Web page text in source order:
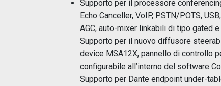
Supporto per il processore
Echo Canceller, VoIP, PSTN/POTS,
AGC, auto-mixer linkabili di tipo gated
Supporto per il nuovo diffusore
device MSA12X, pannello di controllo
configurabile all’interno del software
Supporto per Dante endpoint under-